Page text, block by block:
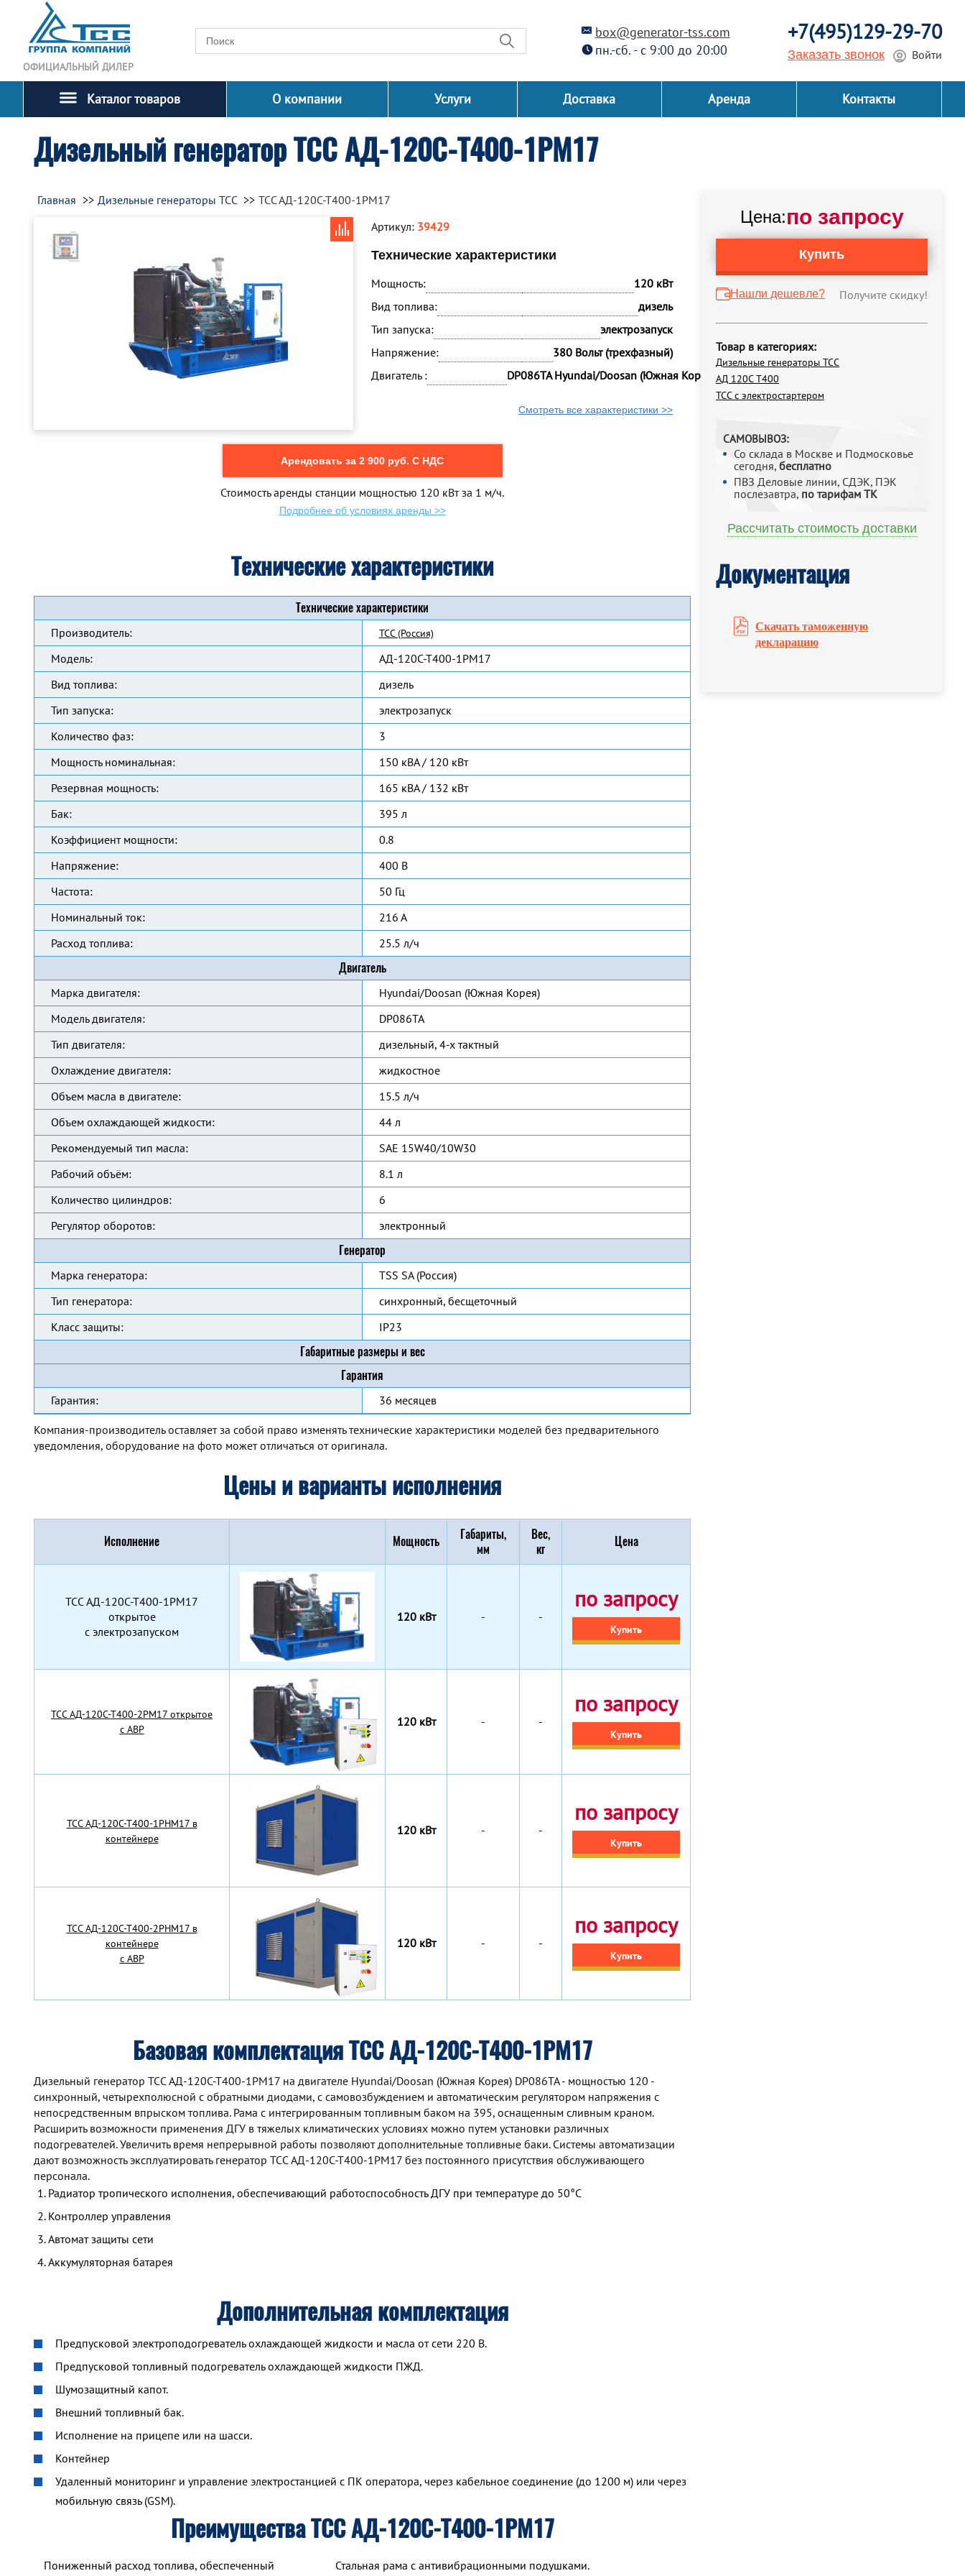
ОФИЦИАЛЬНЫЙ ДИЛЕР
box@generator-tss.com
пн.-сб. - с 9:00 до 20:00
+7(495)129-29-70
Заказать звонок Войти
Каталог товаров О компании Услуги Доставка Аренда Контакты
Дизельный генератор ТСС АД-120С-Т400-1РМ17
Цена:по запросу
Купить
Нашли дешевле? Получите скидку!
Товар в категориях:
Дизельные генераторы ТСС
АД 120С Т400
ТСС с электростартером
САМОВЫВОЗ:
Со склада в Москве и Подмосковье
сегодня, бесплатно
ПВЗ Деловые линии, СДЭК, ПЭК
послезавтра, по тарифам ТК
Рассчитать стоимость доставки
Документация
Скачать таможенную
декларацию
Главная Дизельные генераторы ТСС
ТСС АД-120С-Т400-1РМ17
Артикул: 39429
Технические характеристики
Мощность:
120 кВт
Вид топлива:
дизель
Тип запуска:
электрозапуск
Напряжение:
380 Вольт (трехфазный)
Двигатель :
DP086TA Hyundai/Doosan (Южная Корея)
Смотреть все характеристики >>
Арендовать за 2 900 руб. С НДС
Стоимость аренды станции мощностью 120 кВт за 1 м/ч.
Подробнее об условиях аренды >>
Технические характеристики
Технические характеристики
Производитель: ТСС (Россия)
Модель:
АД-120С-Т400-1РМ17
Вид топлива:
дизель
Тип запуска:
электрозапуск
Количество фаз:
3
Мощность номинальная:
150 кВА / 120 кВт
Резервная мощность:
165 кВА / 132 кВт
Бак:
395 л
Коэффициент мощности:
0.8
Напряжение:
400 В
Частота:
50 Гц
Номинальный ток:
216 А
Расход топлива:
25.5 л/ч
Двигатель
Марка двигателя:
Hyundai/Doosan (Южная Корея)
Модель двигателя:
DP086TA
Тип двигателя:
дизельный, 4-х тактный
Охлаждение двигателя:
жидкостное
Объем масла в двигателе:
15.5 л/ч
Объем охлаждающей жидкости:
44 л
Рекомендуемый тип масла:
SAE 15W40/10W30
Рабочий объём:
8.1 л
Количество цилиндров:
6
Регулятор оборотов:
электронный
Генератор
Марка генератора:
TSS SA (Россия)
Тип генератора:
синхронный, бесщеточный
Класс защиты:
IP23
Габаритные размеры и вес
Гарантия
Гарантия: 36 месяцев
Компания-производитель оставляет за собой право изменять технические характеристики моделей без предварительного
уведомления, оборудование на фото может отличаться от оригинала.
Цены и варианты исполнения
Исполнение Мощность
Габариты,
мм
Вес,
кг
Цена
TCC АД-120С-Т400-1РМ17
открытое
с электрозапуском
120 кВт - -
по запросу
Купить
TCC АД-120С-Т400-2РМ17 открытое
с АВР
120 кВт - -
по запросу
Купить
TCC АД-120С-Т400-1РНМ17 в
контейнере
120 кВт - -
по запросу
Купить
TCC АД-120С-Т400-2РНМ17 в
контейнере
с АВР
120 кВт - -
по запросу
Купить
Базовая комплектация ТСС АД-120С-Т400-1РМ17
Дизельный генератор TCC АД-120С-Т400-1РМ17 на двигателе Hyundai/Doosan (Южная Корея) DP086TA - мощностью 120 -
синхронный, четырехполюсной с обратными диодами, с самовозбуждением и автоматическим регулятором напряжения с
непосредственным впрыском топлива. Рама с интегрированным топливным баком на 395, оснащенным сливным краном.
Расширить возможности применения ДГУ в тяжелых климатических условиях можно путем установки различных
подогревателей. Увеличить время непрерывной работы позволяют дополнительные топливные баки. Системы автоматизации
дают возможность эксплуатировать генератор TCC АД-120С-Т400-1РМ17 без постоянного присутствия обслуживающего
персонала.
Радиатор тропического исполнения, обеспечивающий работоспособность ДГУ при температуре до 50°С
Контроллер управления
Автомат защиты сети
Аккумуляторная батарея
Дополнительная комплектация
Предпусковой электроподогреватель охлаждающей жидкости и масла от сети 220 В.
Предпусковой топливный подогреватель охлаждающей жидкости ПЖД.
Шумозащитный капот.
Внешний топливный бак.
Исполнение на прицепе или на шасси.
Контейнер
Удаленный мониторинг и управление электростанцией с ПК оператора, через кабельное соединение (до 1200 м) или через
мобильную связь (GSM).
Преимущества ТСС АД-120С-Т400-1РМ17
Пониженный расход топлива, обеспеченный
Стальная рама с антивибрационными подушками.